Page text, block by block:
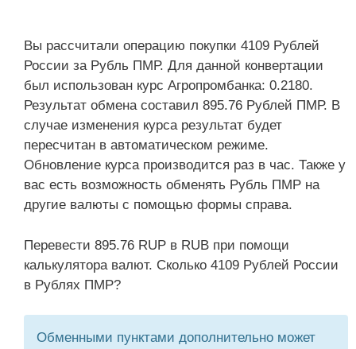
Вы рассчитали операцию покупки 4109 Рублей
России за Рубль ПМР. Для данной конвертации
был использован курс Агропромбанка: 0.2180.
Результат обмена составил 895.76 Рублей ПМР. В
случае изменения курса результат будет
пересчитан в автоматическом режиме.
Обновление курса производится раз в час. Также у
вас есть возможность обменять Рубль ПМР на
другие валюты с помощью формы справа.
Перевести 895.76 RUP в RUB при помощи
калькулятора валют. Сколько 4109 Рублей России
в Рублях ПМР?
Обменными пунктами дополнительно может